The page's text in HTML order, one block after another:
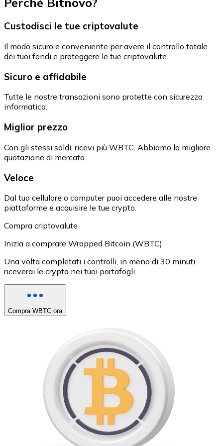
Custodisci le tue criptovalute
Il modo sicuro e conveniente per avere il controllo totale
dei tuoi fondi e proteggere le tue criptovalute.
Sicuro e affidabile
Tutte le nostre transazioni sono protette con sicurezza
informatica.
Miglior prezzo
Con gli stessi soldi, ricevi più WBTC. Abbiamo la migliore
quotazione di mercato.
Veloce
Dal tuo cellulare o computer puoi accedere alle nostre
piattaforme e acquisire le tue crypto.
Compra criptovalute
Inizia a comprare Wrapped Bitcoin (WBTC)
Una volta completati i controlli, in meno di 30 minuti
riceverai le crypto nei tuoi portafogli.
Compra WBTC ora